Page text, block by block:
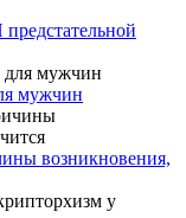
мужчин
возникновения,